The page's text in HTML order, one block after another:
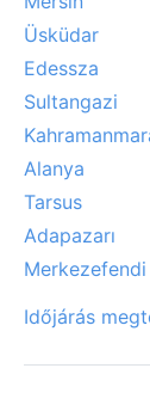
Üsküdar
Edessza
Sultangazi
Alanya
Tarsus
Adapazarı
Merkezefendi
Időjárás